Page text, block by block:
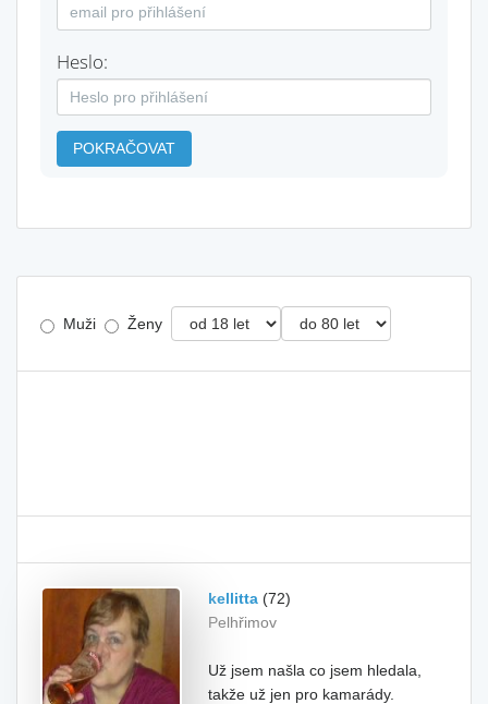
Heslo:
POKRAČOVAT
Muži Ženy
kellitta (72)
Pelhřimov
Už jsem našla co jsem hledala,
takže už jen pro kamarády.